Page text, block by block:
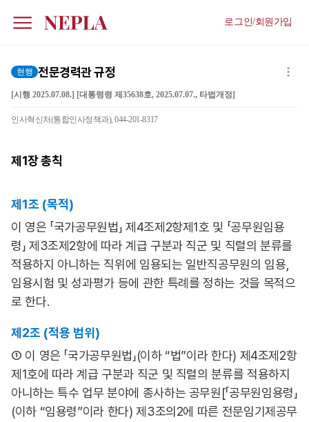
로그인/회원가입
현행 전문경력관 규정
[시행 2025.07.08.] [대통령령 제35638호, 2025.07.07., 타법개정]
인사혁신처(통합인사정책과), 044-201-8317
제1장총칙
제1조 (목적)
이 영은 「국가공무원법」 제4조제2항제1호 및 「공무원임용
령」 제3조제2항에 따라 계급 구분과 직군 및 직렬의 분류를
적용하지 아니하는 직위에 임용되는 일반직공무원의 임용,
임용시험 및 성과평가 등에 관한 특례를 정하는 것을 목적으
로 한다.
제2조 (적용 범위)
① 이 영은 「국가공무원법」(이하 “법”이라 한다) 제4조제2항
제1호에 따라 계급 구분과 직군 및 직렬의 분류를 적용하지
아니하는 특수 업무 분야에 종사하는 공무원[「공무원임용령」
(이하 “임용령”이라 한다) 제3조의2에 따른 전문임기제공무